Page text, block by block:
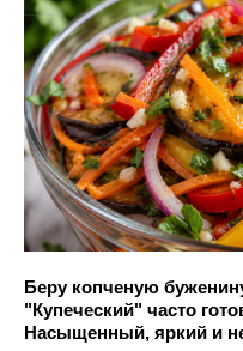
Беру копченую
"Купеческий" часто
Насыщенный, яркий и